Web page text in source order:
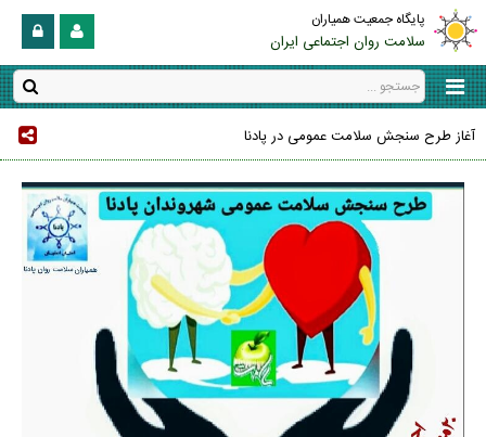
پایگاه جمعیت همیاران
سلامت روان اجتماعی ایران
آغاز طرح سنجش سلامت عمومی در پادنا